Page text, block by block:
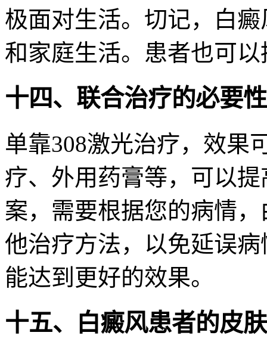
极面对生活。切记，白
和家庭生活。患者也可
十四、联合治疗的必要性
单靠308激光治疗，效果
疗、外用药膏等，可以
案，需要根据您的病情
他治疗方法，以免延误
能达到更好的效果。
十五、白癜风患者的皮